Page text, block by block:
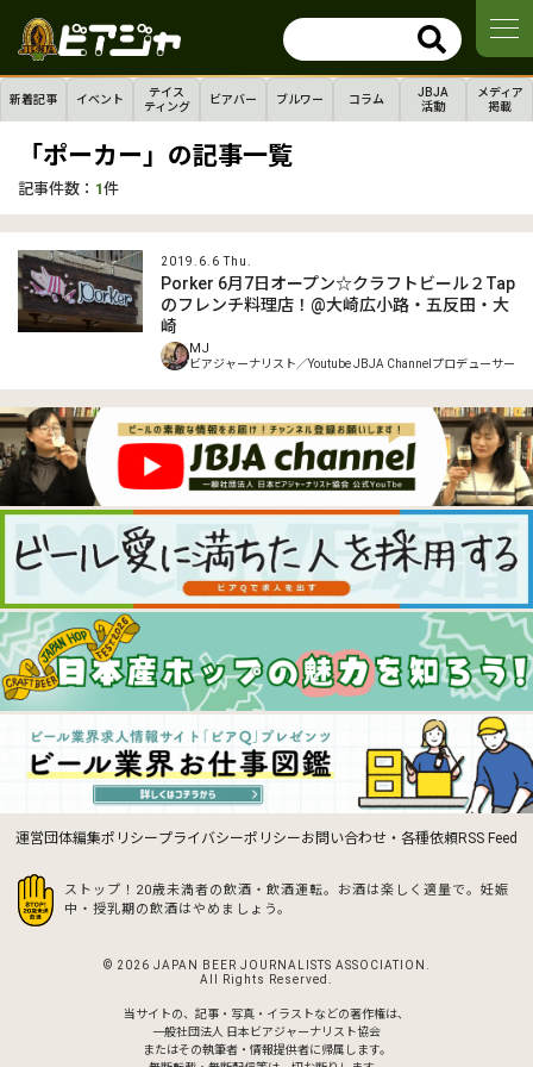
新着記事 イベント
テイス
ティング
ビアバー ブルワー コラム
JBJA
活動
メディア
掲載
「ポーカー」の記事一覧
記事件数： 1件
2019.6.6 Thu.
Porker 6月7日オープン☆クラフトビール２Tap
のフレンチ料理店！@大崎広小路・五反田・大
崎
MJ
ビアジャーナリスト／Youtube JBJA Channelプロデューサー
運営団体編集ポリシープライバシーポリシーお問い合わせ・各種依頼RSS Feed
ストップ！20歳未満者の飲酒・飲酒運転。お酒は楽しく適量で。 妊娠
中・授乳期の飲酒はやめましょう。
© 2026 JAPAN BEER JOURNALISTS ASSOCIATION.
All Rights Reserved.
当サイトの、記事・写真・イラストなどの著作権は、
一般社団法人 日本ビアジャーナリスト協会
またはその執筆者・情報提供者に帰属します。